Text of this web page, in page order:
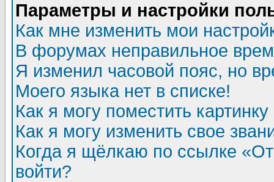
Параметры и настройки
Как мне изменить мои
В форумах неправильное
Я изменил часовой пояс, но
Моего языка нет в списке!
Как я могу поместить
Как я могу изменить свое
Когда я щёлкаю по ссылке
войти?